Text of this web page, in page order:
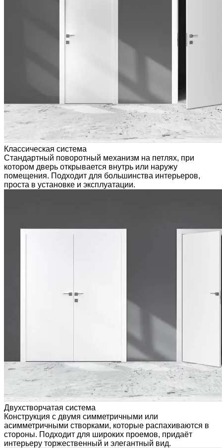
Классическая система
Стандартный поворотный механизм на петлях, при
котором дверь открывается внутрь или наружу
помещения. Подходит для большинства интерьеров,
проста в установке и эксплуатации.
Двухстворчатая система
Конструкция с двумя симметричными или
асимметричными створками, которые распахиваются в
стороны. Подходит для широких проемов, придаёт
интерьеру торжественный и элегантный вид.